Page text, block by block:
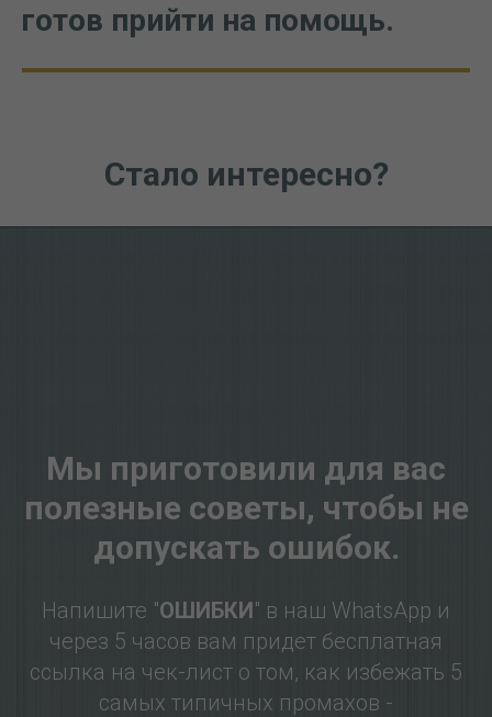
готов прийти на помощь.
Стало интересно?
Мы приготовили для вас
полезные советы, чтобы не
допускать ошибок.
Напишите "ОШИБКИ" в наш WhatsApp и
через 5 часов вам придет бесплатная
ссылка на чек-лист о том, как избежать 5
самых типичных промахов -